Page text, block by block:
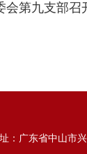
会第九支部召
：广东省中山市